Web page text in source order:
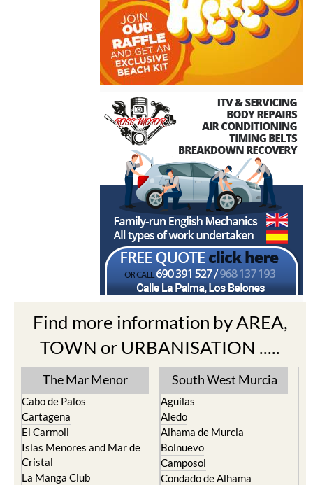
Find more information by AREA,
TOWN or URBANISATION .....
The Mar Menor
Cabo de Palos
Cartagena
El Carmoli
Islas Menores and Mar de
Cristal
La Manga Club
South West Murcia
Aguilas
Aledo
Alhama de Murcia
Bolnuevo
Camposol
Condado de Alhama